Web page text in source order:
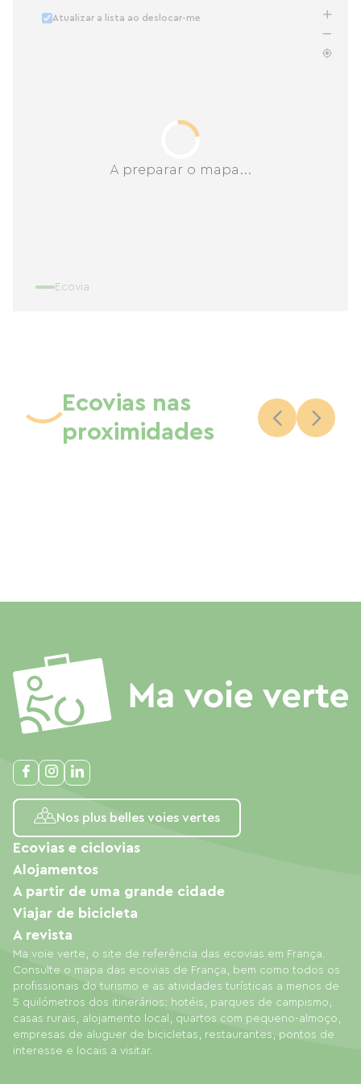
A preparar o mapa...
Atualizar a lista ao deslocar-me
Ecovia
Ecovias nas
proximidades
Nos plus belles voies vertes
Ma voie verte, o site de referência das ecovias em França.
Consulte o mapa das ecovias de França, bem como todos os
profissionais do turismo e as atividades turísticas a menos de
5 quilómetros dos itinerários: hotéis, parques de campismo,
casas rurais, alojamento local, quartos com pequeno-almoço,
empresas de aluguer de bicicletas, restaurantes, pontos de
interesse e locais a visitar.
Ecovias e ciclovias
Alojamentos
A partir de uma grande cidade
Viajar de bicicleta
A revista